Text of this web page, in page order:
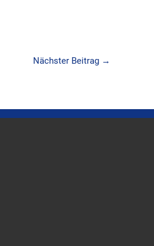
Nächster Beitrag →